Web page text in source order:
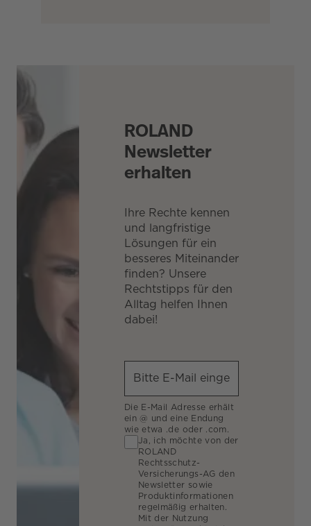
ROLAND
Newsletter
erhalten
Ihre Rechte kennen
und langfristige
Lösungen für ein
besseres Miteinander
finden? Unsere
Rechtstipps für den
Alltag helfen Ihnen
dabei!
Die E-Mail Adresse erhält
ein @ und eine Endung
wie etwa .de oder .com.
Ja, ich möchte von der
ROLAND
Rechtsschutz-
Versicherungs-AG den
Newsletter sowie
Produktinformationen
regelmäßig erhalten.
Mit der Nutzung